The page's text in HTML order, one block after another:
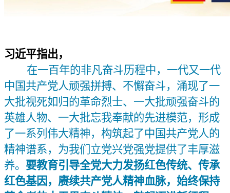
习近平指出，
在一百年的非凡奋斗历程中，一代又一代
中国共产党人顽强拼搏、不懈奋斗，涌现了一
大批视死如归的革命烈士、一大批顽强奋斗的
英雄人物、一大批忘我奉献的先进模范，形成
了一系列伟大精神，构筑起了中国共产党人的
精神谱系，为我们立党兴党强党提供了丰厚滋
养。 要教育引导全党大力发扬红色传统、传承
红色基因，赓续共产党人精神血脉，始终保持